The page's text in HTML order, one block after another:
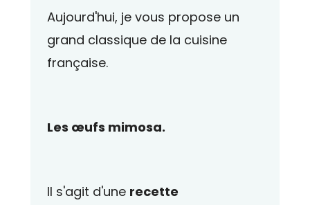
Aujourd'hui, je vous propose un
grand classique de la cuisine
française.
Les œufs mimosa.
Il s'agit d'une recette